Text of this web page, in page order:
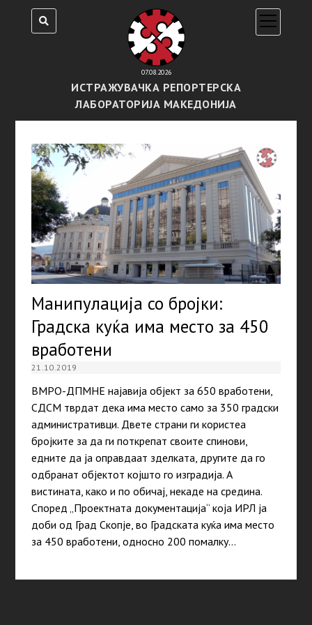
07.08.2026
ИСТРАЖУВАЧКА РЕПОРТЕРСКА
ЛАБОРАТОРИЈА МАКЕДОНИЈА
open
menu
Манипулација со бројки:
Градска куќа има место за 450
вработени
21.10.2019
ВМРО-ДПМНЕ најавија објект за 650 вработени,
СДСМ тврдат дека има место само за 350 градски
административци. Двете страни ги користеа
бројките за да ги поткрепат своите спинови,
едните да ја оправдаат зделката, другите да го
одбранат објектот којшто го изградија. А
вистината, како и по обичај, некаде на средина.
Според „Проектната документација“ која ИРЛ ја
доби од Град Скопје, во Градската куќа има место
за 450 вработени, односно 200 помалку…